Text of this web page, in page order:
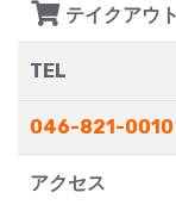
テイクアウ
TEL
046-821-0010
アクセス